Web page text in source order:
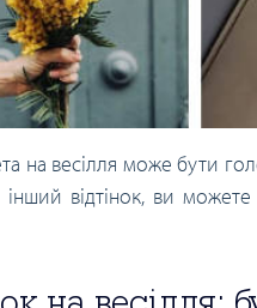
на весілля може бути
відтінок, ви можете